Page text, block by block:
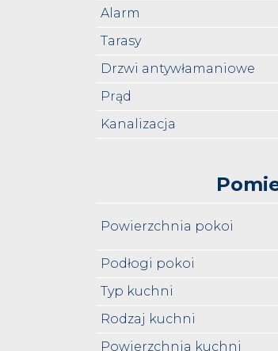
Alarm
Tarasy
Drzwi antywłamaniowe
Prąd
Kanalizacja
Powierzchnia pokoi
Podłogi pokoi
Typ kuchni
Rodzaj kuchni
Powierzchnia kuchni